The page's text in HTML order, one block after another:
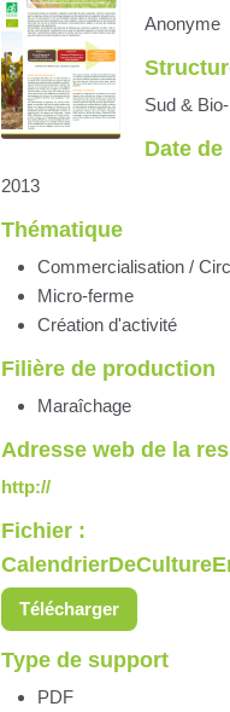
Anonyme
Sud &
Date
2013
Thématique
Commercialisation /
Micro-ferme
Création d'activité
Filière de production
Maraîchage
Adresse web de la
http://
Fichier :
Télécharger
Type de support
PDF